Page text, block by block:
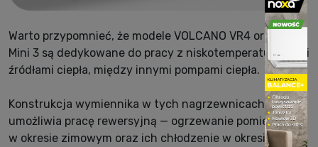
Warto przypomnieć, że modele VOLCANO VR4 oraz VR
Mini 3 są dedykowane do pracy z niskotemperaturowymi
źródłami ciepła, między innymi pompami ciepła.
Konstrukcja wymiennika w tych nagrzewnicach
umożliwia pracę rewersyjną — ogrzewanie pomieszczeń
w okresie zimowym oraz ich chłodzenie w okresie